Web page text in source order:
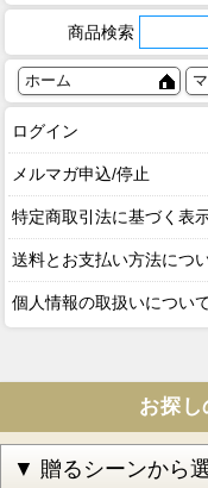
商品検索
ホーム
ログイン
メルマガ申込/停止
特定商取引法に基づく表
送料とお支払い方法につ
個人情報の取扱いについ
お探し